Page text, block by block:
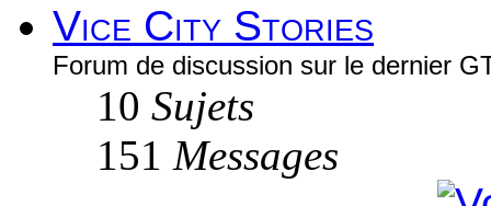
Vice City Stories
Forum de discussion sur le dernier
10 Sujets
151 Messages